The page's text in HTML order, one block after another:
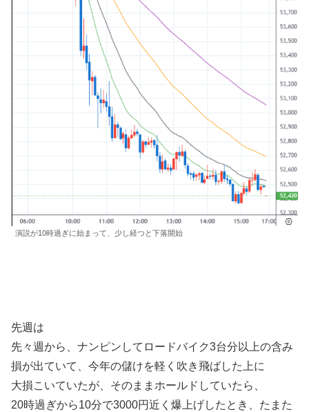
演説が10時過ぎに始まって、少し経つと下落開始
先週は
先々週から、ナンピンしてロードバイク3台分以上の含み
損が出ていて、今年の儲けを軽く吹き飛ばした上に
大損こいていたが、そのままホールドしていたら、
20時過ぎから10分で3000円近く爆上げしたとき、たまた